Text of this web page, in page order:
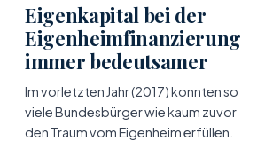
Eigenkapital bei der
Eigenheimfinanzierung
immer bedeutsamer
Im vorletzten Jahr (2017) konnten so
viele Bundesbürger wie kaum zuvor
den Traum vom Eigenheim erfüllen.